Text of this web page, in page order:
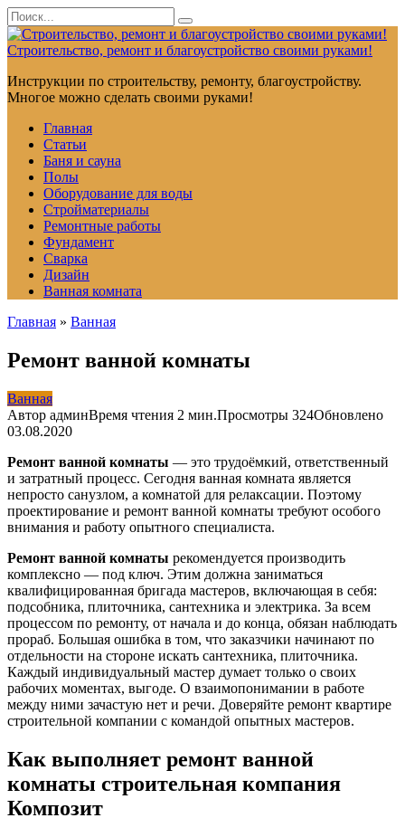
Перейти
к
контенту
Search
for:
Строительство, ремонт и благоустройство своими руками!
Инструкции по строительству, ремонту, благоустройству.
Многое можно сделать своими руками!
Главная
Статьи
Баня и сауна
Полы
Оборудование для воды
Стройматериалы
Ремонтные работы
Фундамент
Сварка
Дизайн
Ванная комната
Главная » Ванная
Ремонт ванной комнаты
Ванная
Автор админВремя чтения 2 мин.Просмотры 324Обновлено
03.08.2020
Ремонт ванной комнаты — это трудоёмкий, ответственный
и затратный процесс. Сегодня ванная комната является
непросто санузлом, а комнатой для релаксации. Поэтому
проектирование и ремонт ванной комнаты требуют особого
внимания и работу опытного специалиста.
Ремонт ванной комнаты рекомендуется производить
комплексно — под ключ. Этим должна заниматься
квалифицированная бригада мастеров, включающая в себя:
подсобника, плиточника, сантехника и электрика. За всем
процессом по ремонту, от начала и до конца, обязан наблюдать
прораб. Большая ошибка в том, что заказчики начинают по
отдельности на стороне искать сантехника, плиточника.
Каждый индивидуальный мастер думает только о своих
рабочих моментах, выгоде. О взаимопонимании в работе
между ними зачастую нет и речи. Доверяйте ремонт квартире
строительной компании с командой опытных мастеров.
Как выполняет ремонт ванной
комнаты строительная компания
Композит